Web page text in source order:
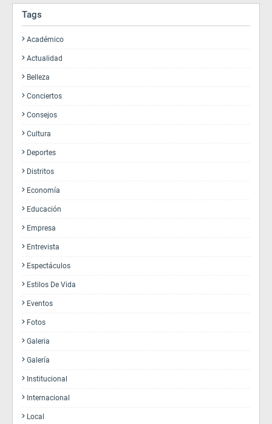
Tags
Académico
Actualidad
Belleza
Conciertos
Consejos
Cultura
Deportes
Distritos
Economía
Educación
Empresa
Entrevista
Espectáculos
Estilos De Vida
Eventos
Fotos
Galeria
Galería
Institucional
Internacional
Local